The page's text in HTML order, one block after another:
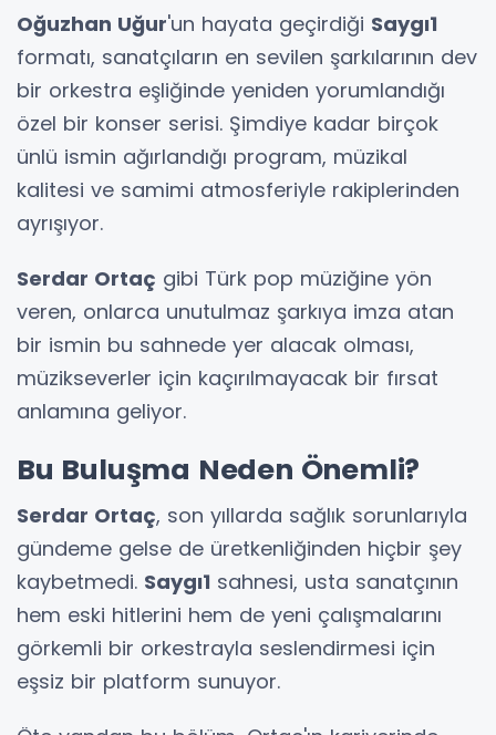
Oğuzhan Uğur'un hayata geçirdiği Saygı1
formatı, sanatçıların en sevilen şarkılarının dev
bir orkestra eşliğinde yeniden yorumlandığı
özel bir konser serisi. Şimdiye kadar birçok
ünlü ismin ağırlandığı program, müzikal
kalitesi ve samimi atmosferiyle rakiplerinden
ayrışıyor.
Serdar Ortaç gibi Türk pop müziğine yön
veren, onlarca unutulmaz şarkıya imza atan
bir ismin bu sahnede yer alacak olması,
müzikseverler için kaçırılmayacak bir fırsat
anlamına geliyor.
Bu Buluşma Neden Önemli?
Serdar Ortaç, son yıllarda sağlık sorunlarıyla
gündeme gelse de üretkenliğinden hiçbir şey
kaybetmedi. Saygı1 sahnesi, usta sanatçının
hem eski hitlerini hem de yeni çalışmalarını
görkemli bir orkestrayla seslendirmesi için
eşsiz bir platform sunuyor.